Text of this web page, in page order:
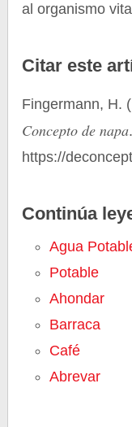
al organismo
Citar este
Fingermann, H.
Concepto de napa
https://
Continúa
Agua
Potable
Ahondar
Barraca
Café
Abrevar